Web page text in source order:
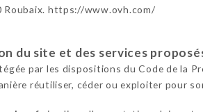
Roubaix. https://www.ovh.com/
du site et des services
par les dispositions du Code de la
réutiliser, céder ou exploiter pour